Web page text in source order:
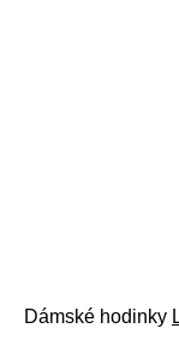
Dámské hodinky